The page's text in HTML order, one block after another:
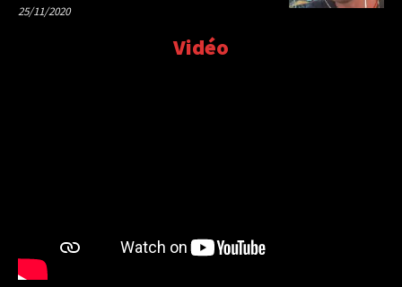
25/11/2020
Vidéo